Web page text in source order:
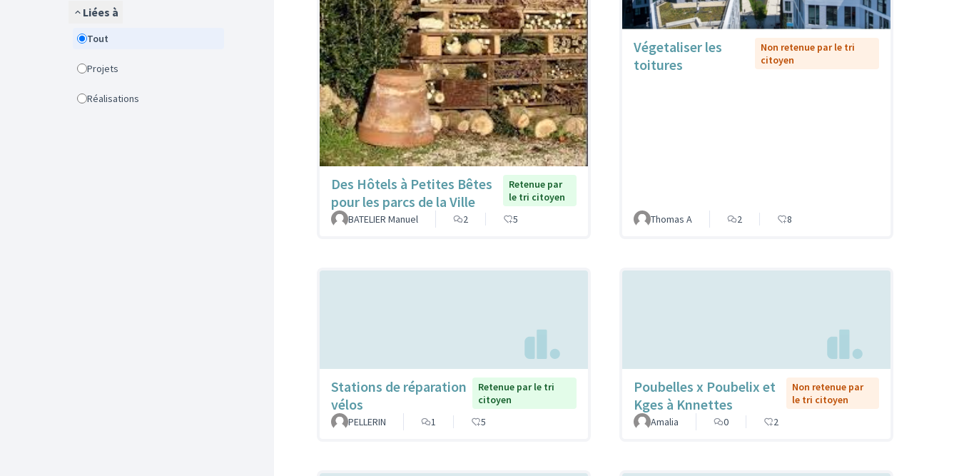
Liées à
Tout
Projets
Réalisations
Des Hôtels à Petites Bêtes
pour les parcs de la Ville
Retenue par
le tri citoyen
BATELIER Manuel
2 5
Végetaliser les
toitures
Non retenue par le tri
citoyen
Thomas A 2 8
Stations de réparation
vélos
Retenue par le tri
citoyen
PELLERIN
1 5
Poubelles x Poubelix et
Kges à Knnettes
Non retenue par
le tri citoyen
Amalia
0 2